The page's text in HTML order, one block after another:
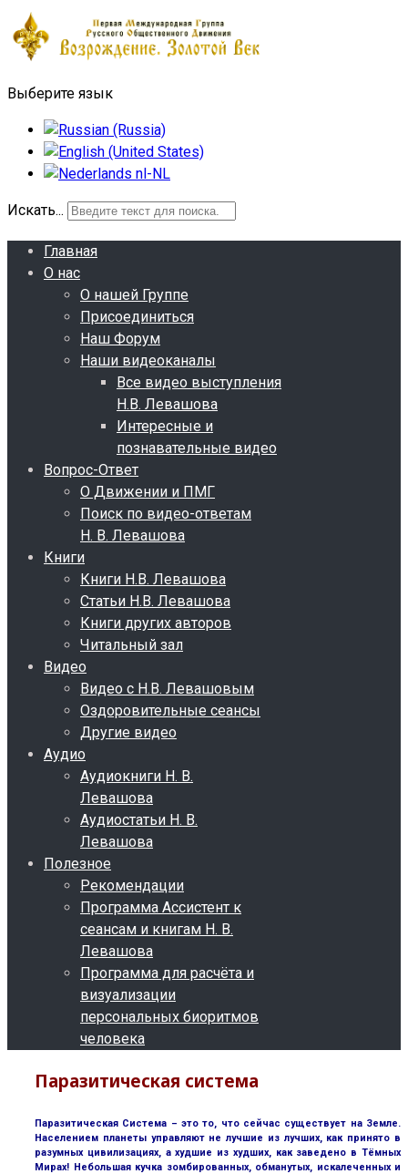
Выберите язык
Искать...
Главная
О нас
О нашей Группе
Присоединиться
Наш Форум
Наши видеоканалы
Все видео выступления
Н.В. Левашова
Интересные и
познавательные видео
Вопрос-Ответ
О Движении и ПМГ
Поиск по видео-ответам
Н. В. Левашова
Книги
Книги Н.В. Левашова
Статьи Н.В. Левашова
Книги других авторов
Читальный зал
Видео
Видео с Н.В. Левашовым
Оздоровительные сеансы
Другие видео
Аудио
Аудиокниги Н. В.
Левашова
Аудиостатьи Н. В.
Левашова
Полезное
Рекомендации
Программа Ассистент к
сеансам и книгам Н. В.
Левашова
Программа для расчёта и
визуализации
персональных биоритмов
человека
Паразитическая система
Паразитическая Система – это то, что сейчас существует на Земле.
Населением планеты управляют не лучшие из лучших, как принято в
разумных цивилизациях, а худшие из худших, как заведено в Тёмных
Мирах! Небольшая кучка зомбированных, обманутых, искалеченных и